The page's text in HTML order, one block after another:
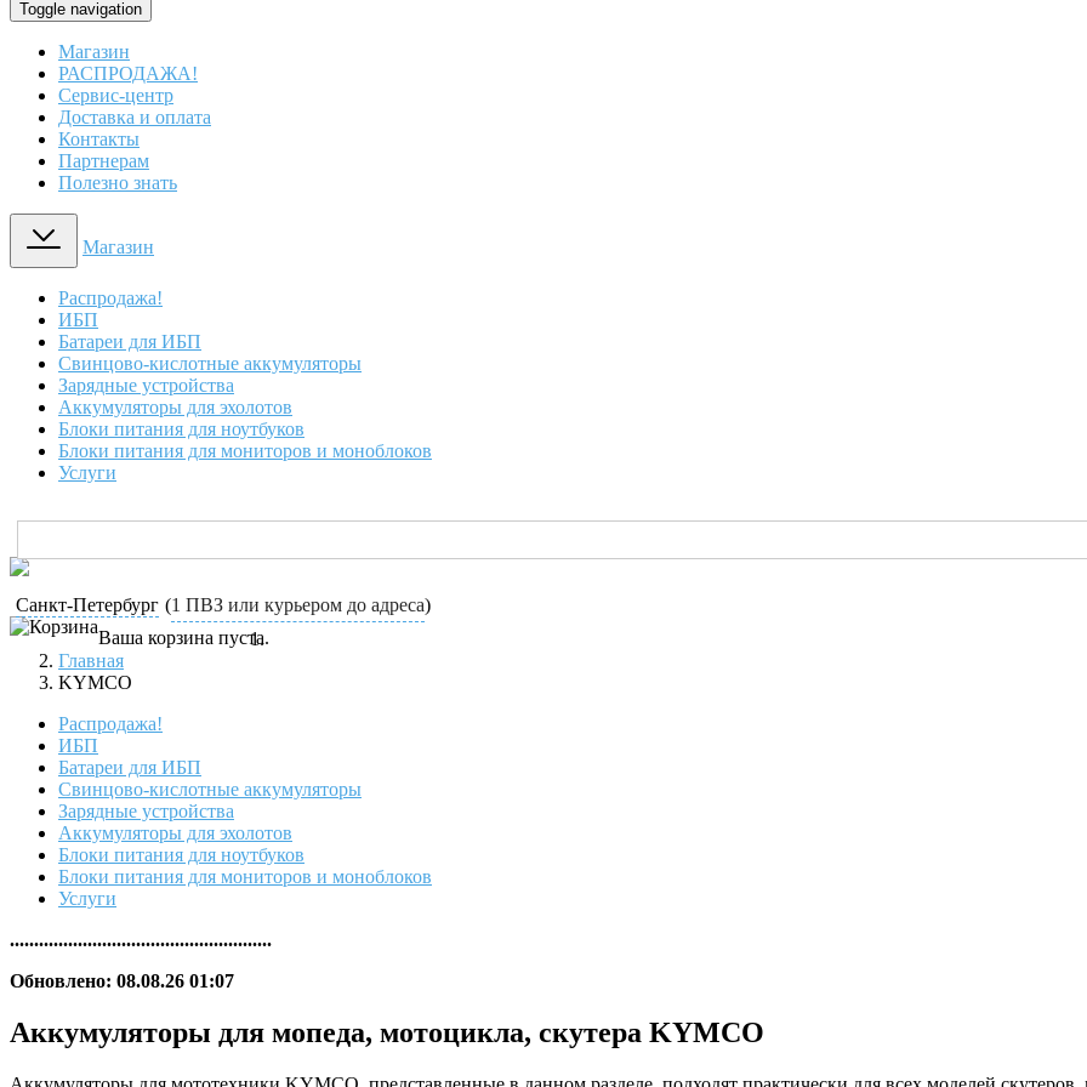
Toggle navigation
Магазин
РАСПРОДАЖА!
Сервис-центр
Доставка и оплата
Контакты
Партнерам
Полезно знать
Магазин
Распродажа!
ИБП
Батареи для ИБП
Свинцово-кислотные аккумуляторы
Зарядные устройства
Аккумуляторы для эхолотов
Блоки питания для ноутбуков
Блоки питания для мониторов и моноблоков
Услуги
Санкт-Петербург (1 ПВЗ или курьером до адреса)
Ваша корзина пуста.
Главная
KYMCO
Распродажа!
ИБП
Батареи для ИБП
Свинцово-кислотные аккумуляторы
Зарядные устройства
Аккумуляторы для эхолотов
Блоки питания для ноутбуков
Блоки питания для мониторов и моноблоков
Услуги
......................................................
Обновлено: 08.08.26 01:07
Аккумуляторы для мопеда, мотоцикла, скутера KYMCO